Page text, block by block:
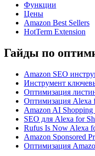
Функции
Цены
Amazon Best Sellers
HotTerm Extension
Гайды по
Amazon SEO
Инструмент
Оптимизация
Оптимизация Alexa
Amazon AI Shopping
SEO для Alexa for
Rufus Is Now Alexa
Amazon Sponsored
Оптимизация